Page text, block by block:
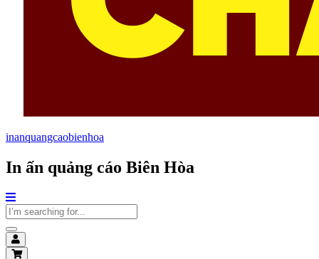
inanquangcaobienhoa
In ấn quảng cáo Biên Hòa